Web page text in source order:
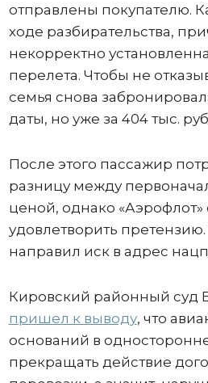
отправлены покупателю.
ходе разбирательства,
некорректно
перелета. Чтобы не
семья снова
даты, но уже за 404 тыс.
После этого пассажир
разницу между
ценой, однако «Аэрофлот»
удовлетворить претензию.
направил иск в адрес
Кировский районный суд
пришел к выводу, что
оснований в
прекращать действие